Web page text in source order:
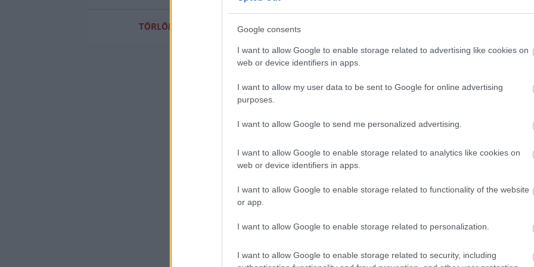
Google consents
I want to allow Google to enable storage related to advertising like cookies on
web or device identifiers in apps.
I want to allow my user data to be sent to Google for online advertising
purposes.
I want to allow Google to send me personalized advertising.
I want to allow Google to enable storage related to analytics like cookies on
web or device identifiers in apps.
I want to allow Google to enable storage related to functionality of the website
or app.
I want to allow Google to enable storage related to personalization.
I want to allow Google to enable storage related to security, including
TÖRLÖM A SZŰRŐKET
Történetírás és tévhitek
Zeidler Miklós
Trianon és a „magyar
Justice for Hungary